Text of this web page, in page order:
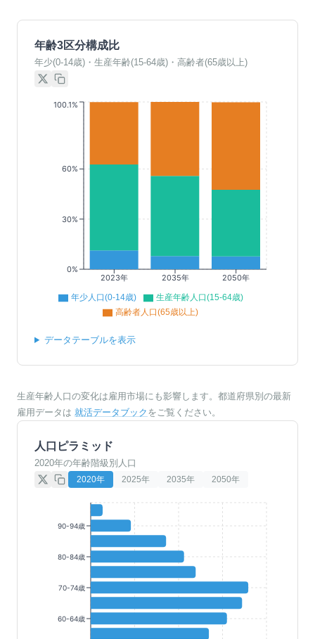
年齢3区分構成比
年少(0-14歳)・生産年齢(15-64歳)・高齢者(65歳以上)
2023年 2035年 2050年
0%
30%
60%
100.1%
年少人口(0-14歳)
生産年齢人口(15-64歳)
高齢者人口(65歳以上)
データテーブルを表示
生産年齢人口の変化は雇用市場にも影響します。都道府県別の最新
雇用データは 就活データブック をご覧ください。
人口ピラミッド
2020年の年齢階級別人口
2020年 2025年 2035年 2050年
90-94歳
80-84歳
70-74歳
60-64歳